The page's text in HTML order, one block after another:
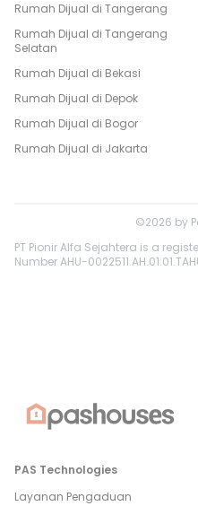
Rumah Dijual di Tangerang
Rumah Dijual di Tangerang
Selatan
Rumah Dijual di Bekasi
Rumah Dijual di Depok
Rumah Dijual di Bogor
Rumah Dijual di Jakarta
©2026 by
PT Pionir Alfa Sejahtera is a
Number AHU-
PAS Technologies
Layanan Pengaduan